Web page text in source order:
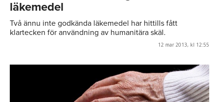
läkemedel
Två ännu inte godkända läkemedel har hittills fått
klartecken för användning av humanitära skäl.
12 mar 2013, kl 12:55